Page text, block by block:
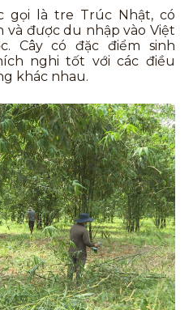
gọi là tre Trúc Nhật, có
được du nhập vào Việt
Cây có đặc điểm sinh
nghi tốt với các điều
khác nhau.